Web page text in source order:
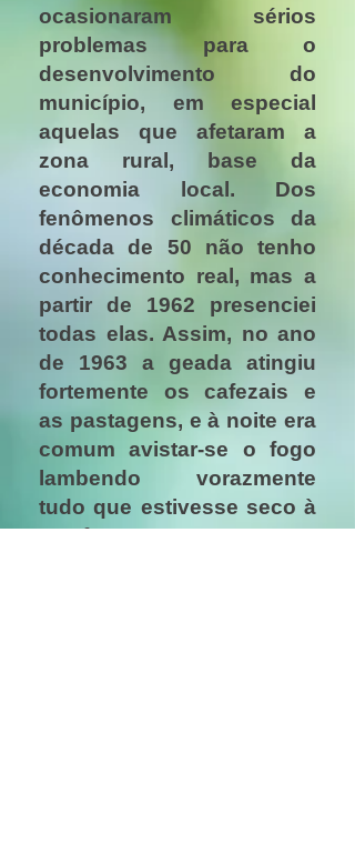
ocasionaram sérios
problemas para o
desenvolvimento do
município, em especial
aquelas que afetaram a
zona rural, base da
economia local. Dos
fenômenos climáticos da
década de 50 não tenho
conhecimento real, mas a
partir de 1962 presenciei
todas elas. Assim, no ano
de 1963 a geada atingiu
fortemente os cafezais e
as pastagens, e à noite era
comum avistar-se o fogo
lambendo vorazmente
tudo que estivesse seco à
sua frente,